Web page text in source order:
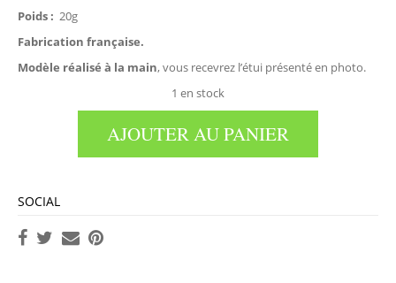
Poids : 20g
Fabrication française.
Modèle réalisé à la main, vous recevrez l’étui présenté en photo.
1 en stock
AJOUTER AU PANIER
SOCIAL